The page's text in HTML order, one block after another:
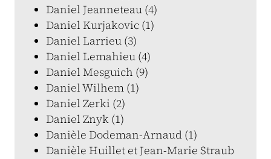
Daniel Jeanneteau (4)
Daniel Kurjakovic (1)
Daniel Larrieu (3)
Daniel Lemahieu (4)
Daniel Mesguich (9)
Daniel Wilhem (1)
Daniel Zerki (2)
Daniel Znyk (1)
Danièle Dodeman-Arnaud (1)
Danièle Huillet et Jean-Marie Straub